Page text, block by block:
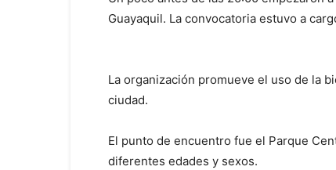
Guayaquil. La convocatoria estuvo a
La organización promueve el uso de la
ciudad.
El punto de encuentro fue el Parque
diferentes edades y sexos.